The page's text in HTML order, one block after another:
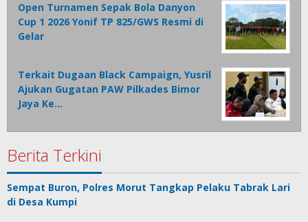
Open Turnamen Sepak Bola Danyon
Cup 1 2026 Yonif TP 825/GWS Resmi di
Gelar
Terkait Dugaan Black Campaign, Yusril
Ajukan Gugatan PAW Pilkades Bimor
Jaya Ke…
Berita Terkini
Sempat Buron, Polres Morut Tangkap Pelaku Tabrak Lari
di Desa Kumpi